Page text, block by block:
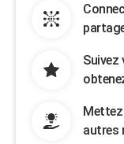
Mettez
autres